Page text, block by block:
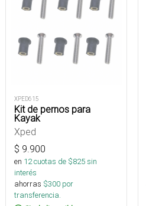
XPED615
Kit de pernos para
Kayak
Xped
$ 9.900
en 12cuotas de $825sin
interés
ahorras $300 por
transferencia.